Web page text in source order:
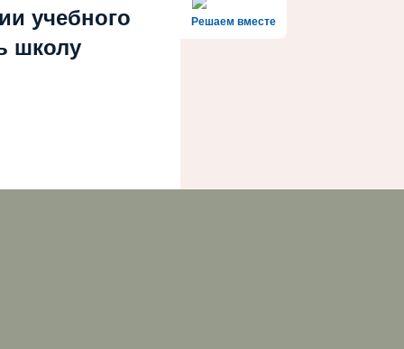
Решаем вместе
учебного
школу